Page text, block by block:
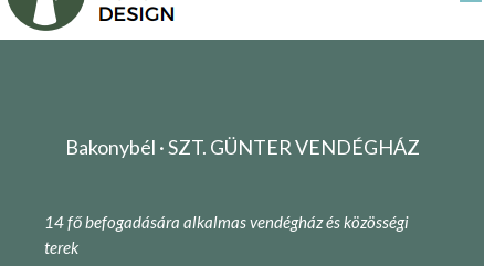
Bakonybél · SZT. GÜNTER VENDÉGHÁZ
14 fő befogadására alkalmas vendégház és közösségi
terek